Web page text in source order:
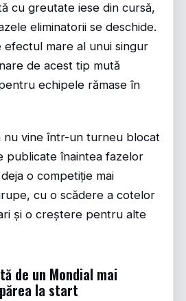
cu greutate iese din cursă,
eliminatorii se deschide.
efectul mare al unui singur
de acest tip mută
echipele rămase în
nu vine într-un turneu blocat
publicate înaintea fazelor
o competiție mai
cu o scădere a cotelor
și o creștere pentru alte
de un Mondial mai
la start